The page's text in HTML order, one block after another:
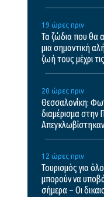
19 ώρες πριν
Τα ζώδια που θα
μια σημαντική
ζωή τους μέχρι
20 ώρες πριν
Θεσσαλονίκη:
διαμέρισμα στην
Απεγκλωβίστηκαν
12 ώρες πριν
Τουρισμός για
μπορούν να
σήμερα – Οι